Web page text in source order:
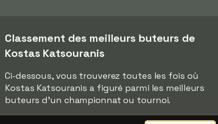
Classement des meilleurs buteurs de
Kostas Katsouranis
Ci-dessous, vous trouverez toutes les fois où
Kostas Katsouranis a figuré parmi les meilleurs
buteurs d'un championnat ou tournoi.